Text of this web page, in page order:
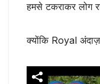
हमसे टकराकर लोग
क्योंकि Royal अंदाज़